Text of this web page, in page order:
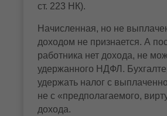
ст. 223 НК).
Начисленная, но не
доходом не признается. А
работника нет дохода, не
удержанного НДФЛ.
удержать налог с
не с «предполагаемого,
дохода.